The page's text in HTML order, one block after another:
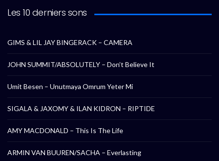
Les 10 derniers sons
GIMS & LIL JAY BINGERACK – CAMERA
JOHN SUMMIT/ABSOLUTELY – Don’t Believe It
Umit Besen – Unutmaya Omrum Yeter Mi
SIGALA & JAXOMY & ILAN KIDRON – RIPTIDE
AMY MACDONALD – This Is The Life
ARMIN VAN BUUREN/SACHA – Everlasting